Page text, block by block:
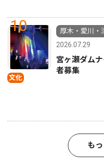
10
文化
厚木・愛川・
2026.07.29
宮ヶ瀬ダム
者募集
も